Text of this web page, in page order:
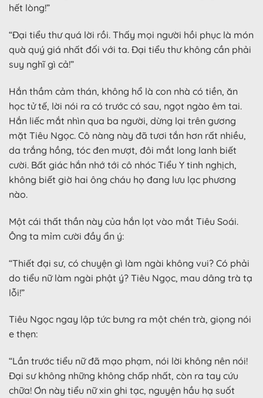
hết lòng!”
“Đại tiểu thư quá lời rồi. Thấy mọi người hồi phục là món
quà quý giá nhất đối với ta. Đại tiểu thư không cần phải
suy nghĩ gì cả!”
Hắn thầm cảm thán, không hổ là con nhà có tiền, ăn
học tử tế, lời nói ra có trước có sau, ngọt ngào êm tai.
Hắn liếc mắt nhìn qua ba người, dừng lại trên gương
mặt Tiêu Ngọc. Cô nàng này đã tươi tắn hơn rất nhiều,
da trắng hồng, tóc đen mượt, đôi mắt long lanh biết
cười. Bất giác hắn nhớ tới cô nhóc Tiểu Y tinh nghịch,
không biết giờ hai ông cháu họ đang lưu lạc phương
nào.
Một cái thất thần này của hắn lọt vào mắt Tiêu Soái.
Ông ta mỉm cười đầy ẩn ý:
“Thiết đại sư, có chuyện gì làm ngài không vui? Có phải
do tiểu nữ làm ngài phật ý? Tiêu Ngọc, mau dâng trà tạ
lỗi!”
Tiêu Ngọc ngay lập tức bưng ra một chén trà, giọng nói
e thẹn:
“Lần trước tiểu nữ đã mạo phạm, nói lời không nên nói!
Đại sư không những không chấp nhất, còn ra tay cứu
chữa! Ơn này tiểu nữ xin ghi tạc, nguyện hầu hạ suốt